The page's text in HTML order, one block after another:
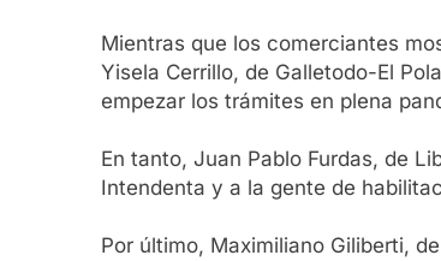
Mientras que los comerciantes
Yisela Cerrillo, de Galletodo-El
empezar los trámites en plena
En tanto, Juan Pablo Furdas, de
Intendenta y a la gente de
Por último, Maximiliano Giliberti,